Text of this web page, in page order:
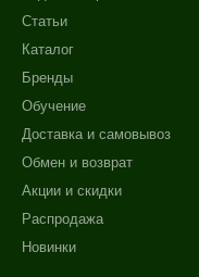
Статьи
Каталог
Бренды
Обучение
Доставка и самовывоз
Обмен и возврат
Акции и скидки
Распродажа
Новинки